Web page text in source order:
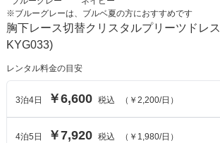
※ブルーグレーは、 ブルベ夏の方におすすめです
胸下レース切替クリスタルプリーツドレス
KYG033)
レンタル料金の目安
3泊4日 ￥6,600 税込 （ ￥2,200/日）
4泊5 日 ￥7,920 税込 （ ￥1,980/日）